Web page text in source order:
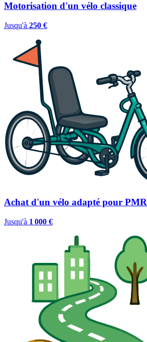
Motorisation d'un vélo classique
Jusqu'à 250 €
Achat d'un vélo adapté pour PMR
Jusqu'à 1 000 €